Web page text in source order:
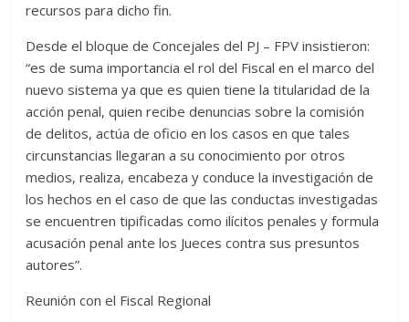
recursos para dicho fin.
Desde el bloque de Concejales del PJ – FPV insistieron:
“es de suma importancia el rol del Fiscal en el marco del
nuevo sistema ya que es quien tiene la titularidad de la
acción penal, quien recibe denuncias sobre la comisión
de delitos, actúa de oficio en los casos en que tales
circunstancias llegaran a su conocimiento por otros
medios, realiza, encabeza y conduce la investigación de
los hechos en el caso de que las conductas investigadas
se encuentren tipificadas como ilícitos penales y formula
acusación penal ante los Jueces contra sus presuntos
autores”.
Reunión con el Fiscal Regional